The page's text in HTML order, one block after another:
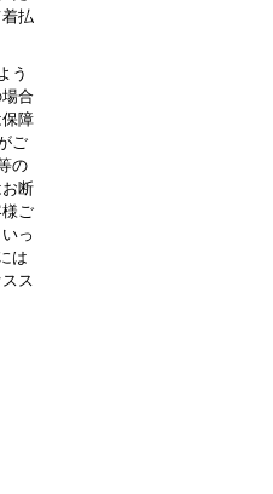
払
う
合
障
ご
の
断
ご
っ
は
ス